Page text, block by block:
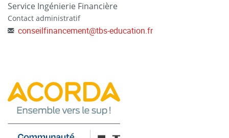
Service Ingénierie Financière
Contact administratif
conseilfinancement@tbs-education.fr